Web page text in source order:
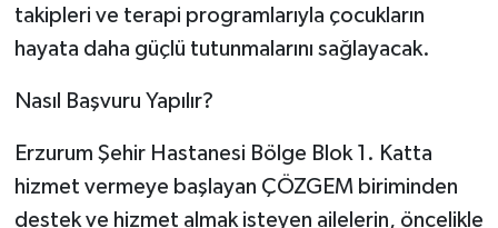
takipleri ve terapi programlarıyla çocukların
hayata daha güçlü tutunmalarını sağlayacak.
Nasıl Başvuru Yapılır?
Erzurum Şehir Hastanesi Bölge Blok 1. Katta
hizmet vermeye başlayan ÇÖZGEM biriminden
destek ve hizmet almak isteyen ailelerin, öncelikle